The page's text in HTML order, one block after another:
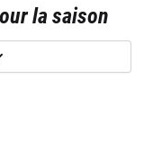
la saison